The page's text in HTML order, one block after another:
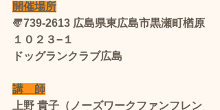
開催場所
〠739-2613 広島県東広島市黒瀬町楢原
１０２３−１
ドッグランクラブ広島
講　師
上野 貴子（ノーズワークファンフレン